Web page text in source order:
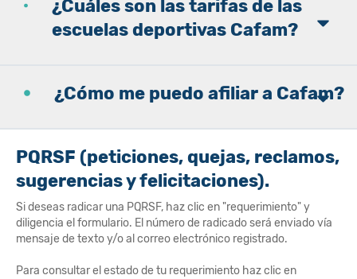
¿Cuáles son las tarifas de las
escuelas deportivas Cafam?
¿Cómo me puedo afiliar a Cafam?
PQRSF (peticiones, quejas, reclamos,
sugerencias y felicitaciones).
Si deseas radicar una PQRSF, haz clic en "requerimiento" y
diligencia el formulario. El número de radicado será enviado vía
mensaje de texto y/o al correo electrónico registrado.
Para consultar el estado de tu requerimiento haz clic en